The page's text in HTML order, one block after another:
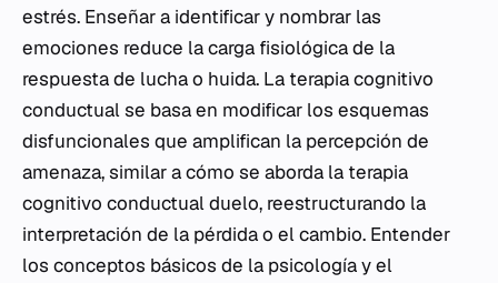
estrés. Enseñar a identificar y nombrar las
emociones reduce la carga fisiológica de la
respuesta de lucha o huida. La terapia cognitivo
conductual se basa en modificar los esquemas
disfuncionales que amplifican la percepción de
amenaza, similar a cómo se aborda la terapia
cognitivo conductual duelo, reestructurando la
interpretación de la pérdida o el cambio. Entender
los conceptos básicos de la psicología y el